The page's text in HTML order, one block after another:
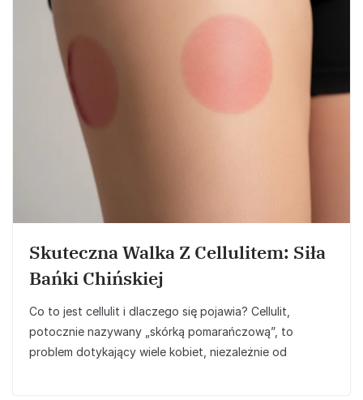
Skuteczna Walka Z Cellulitem: Siła
Bańki Chińskiej
Co to jest cellulit i dlaczego się pojawia? Cellulit,
potocznie nazywany „skórką pomarańczową”, to
problem dotykający wiele kobiet, niezależnie od